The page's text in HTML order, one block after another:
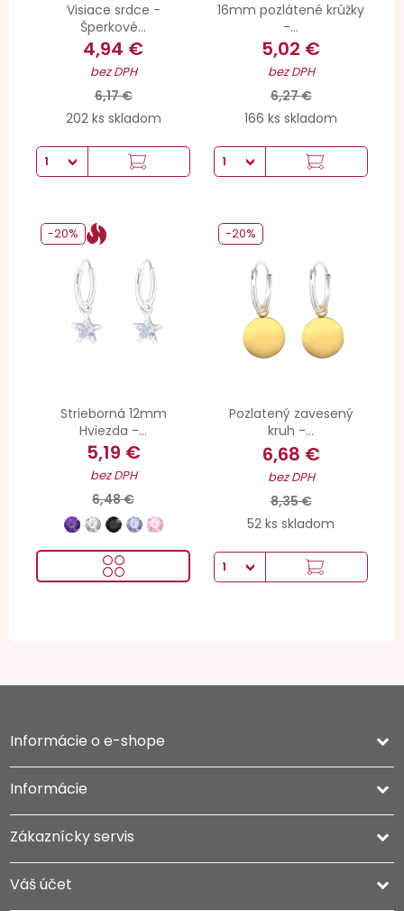
Visiace srdce -
Šperkové...
4,94 €
bez DPH
6,17 €
202 ks skladom
16mm pozlátené krúžky
-...
5,02 €
bez DPH
6,27 €
166 ks skladom
Strieborná 12mm
Hviezda -...
5,19 €
bez DPH
6,48 €
-20%
Pozlatený zavesený
kruh -...
6,68 €
bez DPH
8,35 €
52 ks skladom
-20%
Informácie o e-shope keyboard_arrow_down
Informácie 
Zákaznícky servis 
Váš účet 